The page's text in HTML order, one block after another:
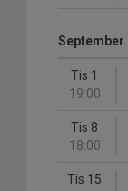
September
Tis 1
19:00
Tis 8
18:00
Tis 15